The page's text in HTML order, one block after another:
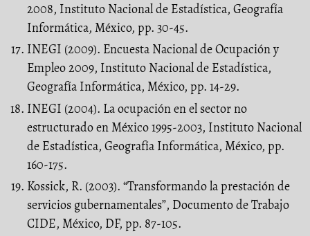
2008, Instituto Nacional de Estadística, Geografía
Informática, México, pp. 30-45.
INEGI (2009). Encuesta Nacional de Ocupación y
Empleo 2009, Instituto Nacional de Estadística,
Geografía Informática, México, pp. 14-29.
INEGI (2004). La ocupación en el sector no
estructurado en México 1995-2003, Instituto Nacional
de Estadística, Geografía Informática, México, pp.
160-175.
Kossick, R. (2003). “Transformando la prestación de
servicios gubernamentales”, Documento de Trabajo
CIDE, México, DF, pp. 87-105.